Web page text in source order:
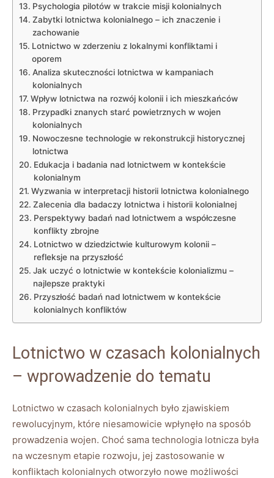
Psychologia pilotów w trakcie misji kolonialnych
Zabytki lotnictwa kolonialnego – ich znaczenie i
zachowanie
Lotnictwo w zderzeniu z lokalnymi konfliktami i
oporem
Analiza skuteczności lotnictwa w kampaniach
kolonialnych
Wpływ lotnictwa na rozwój kolonii i ich mieszkańców
Przypadki znanych starć powietrznych w wojen
kolonialnych
Nowoczesne technologie w rekonstrukcji historycznej
lotnictwa
Edukacja i badania nad lotnictwem w kontekście
kolonialnym
Wyzwania w interpretacji historii lotnictwa kolonialnego
Zalecenia dla badaczy lotnictwa i historii kolonialnej
Perspektywy badań nad lotnictwem a współczesne
konflikty zbrojne
Lotnictwo w dziedzictwie kulturowym kolonii –
refleksje na przyszłość
Jak uczyć o lotnictwie w kontekście kolonializmu –
najlepsze praktyki
Przyszłość badań nad lotnictwem w kontekście
kolonialnych konfliktów
Lotnictwo w czasach kolonialnych
– wprowadzenie do tematu
Lotnictwo w czasach kolonialnych było zjawiskiem
rewolucyjnym, które niesamowicie wpłynęło na sposób
prowadzenia wojen. Choć sama technologia lotnicza była
na wczesnym etapie rozwoju, jej zastosowanie w
konfliktach kolonialnych otworzyło nowe możliwości